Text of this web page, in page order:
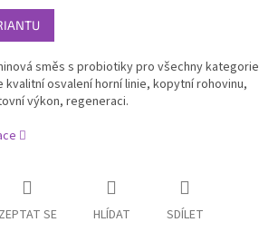
směs s probiotiky pro všechny kategorie
kvalitní osvalení horní linie, kopytní rohovinu,
výkon, regeneraci.
ZEPTAT SE HLÍDAT SDÍLET